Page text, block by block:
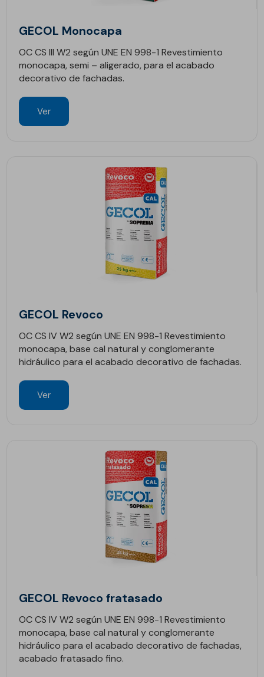
GECOL Monocapa
OC CS III W2 según UNE EN 998-1 Revestimiento
monocapa, semi – aligerado, para el acabado
decorativo de fachadas.
Ver
GECOL Revoco
OC CS IV W2 según UNE EN 998-1 Revestimiento
monocapa, base cal natural y conglomerante
hidráulico para el acabado decorativo de fachadas.
Ver
GECOL Revoco fratasado
OC CS IV W2 según UNE EN 998-1 Revestimiento
monocapa, base cal natural y conglomerante
hidráulico para el acabado decorativo de fachadas,
acabado fratasado fino.